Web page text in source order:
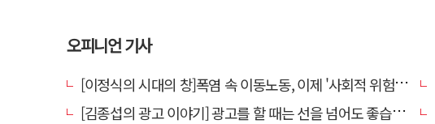
오피니언 기사
[이정식의 시대의 창]폭염 속 이동노동, 이제 '사회적 위험 관리'로 전환할 때
[김종섭의 광고 이야기] 광고를 할 때는 선을 넘어도 좋습니다.